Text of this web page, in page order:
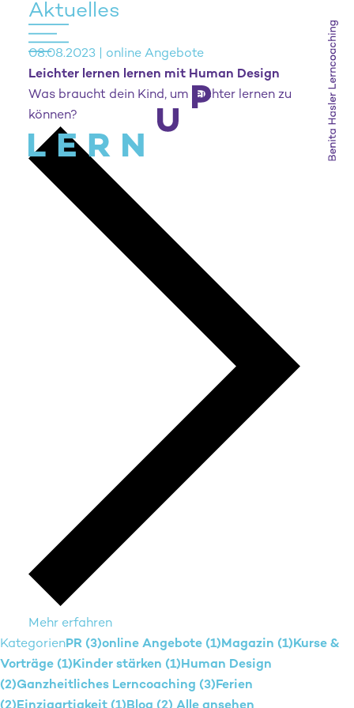
Aktuelles
08.08.2023 | online Angebote
Leichter lernen lernen mit Human Design
Was braucht dein Kind, um leichter lernen zu
können?
Mehr erfahren
KategorienPR (3)online Angebote (1)Magazin (1)Kurse &
Vorträge (1)Kinder stärken (1)Human Design
(2)Ganzheitliches Lerncoaching (3)Ferien